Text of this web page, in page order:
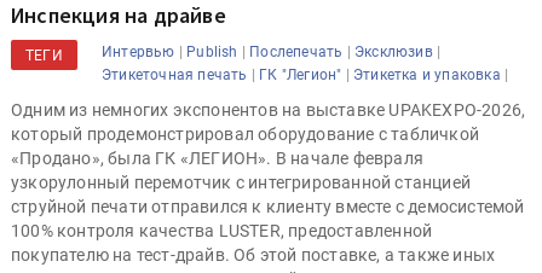
Инспекция на драйве
ТЕГИ Интервью | Publish | Послепечать | Эксклюзив|
Этикеточная печать | ГК "Легион" | Этикетка и упаковка |
Одним из немногих экспонентов на выставке UPAKEXPO-2026,
который продемонстрировал оборудование с табличкой
«Продано», была ГК «ЛЕГИОН». В начале февраля
узкорулонный перемотчик с интегрированной станцией
струйной печати отправился к клиенту вместе с демосистемой
100% контроля качества LUSTER, предоставленной
покупателю на тест-драйв. Об этой поставке, а также иных